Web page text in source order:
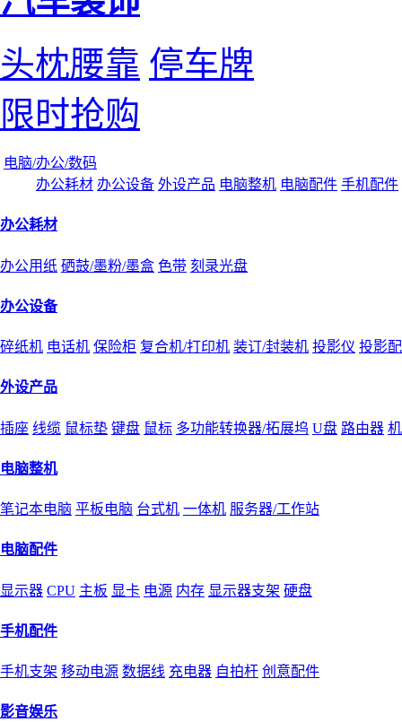
头枕腰靠 停车牌
限时抢购
电脑/办公/数码
办公耗材 办公设备 外设产品 电脑整机 电脑配件 手机配件
办公耗材
办公用纸 硒鼓/墨粉/墨盒 色带 刻录光盘
办公设备
碎纸机 电话机 保险柜 复合机/打印机 装订/封装机 投影仪 投影
外设产品
插座 线缆 鼠标垫 键盘 鼠标 多功能转换器/拓展坞 U盘 路由器
电脑整机
笔记本电脑 平板电脑 台式机 一体机 服务器/工作站
电脑配件
显示器 CPU 主板 显卡 电源 内存 显示器支架 硬盘
手机配件
手机支架 移动电源 数据线 充电器 自拍杆 创意配件
影音娱乐